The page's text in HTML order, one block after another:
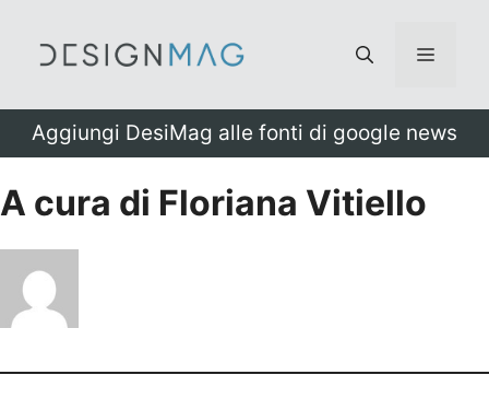
Menu
Aggiungi DesiMag alle fonti di google news
A cura di Floriana Vitiello